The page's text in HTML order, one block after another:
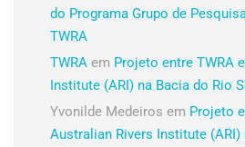
do Programa Grupo de
TWRA
TWRA em Projeto entre TWRA
Institute (ARI) na Bacia do Rio
Yvonilde Medeiros em Projeto
Australian Rivers Institute (ARI)